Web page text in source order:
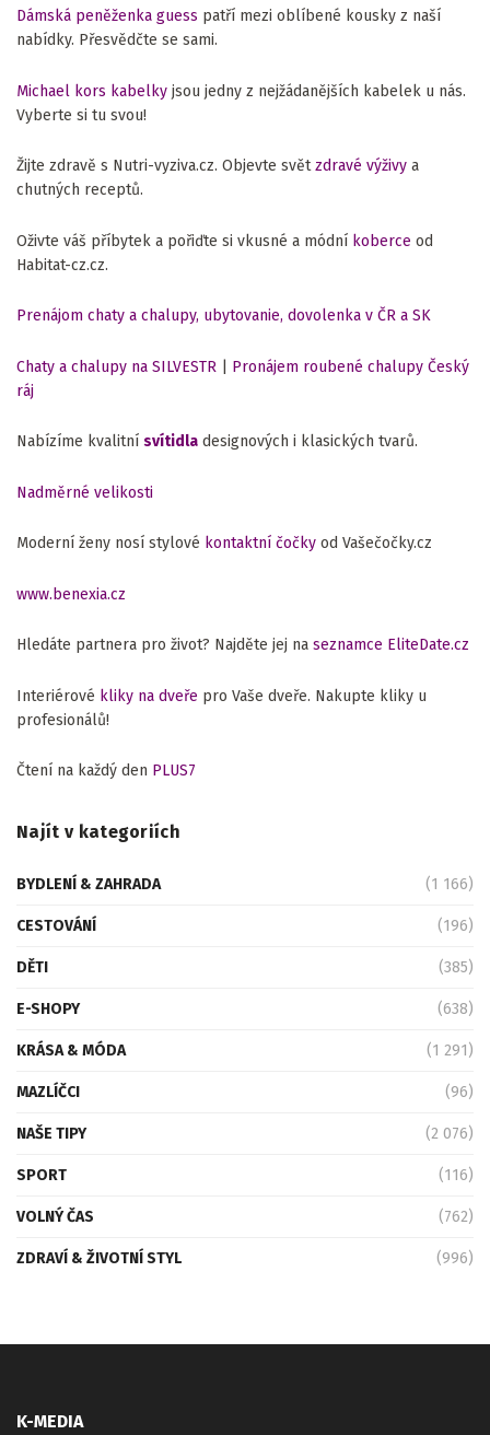
Dámská peněženka guess patří mezi oblíbené kousky z naší
nabídky. Přesvědčte se sami.
Michael kors kabelky jsou jedny z nejžádanějších kabelek u nás.
Vyberte si tu svou!
Žijte zdravě s Nutri-vyziva.cz. Objevte světzdravé výživy a
chutných receptů.
Oživte váš příbytek a pořiďte si vkusné a módní koberce od
Habitat-cz.cz.
Prenájom chaty a chalupy, ubytovanie, dovolenka v ČR a SK
Chaty a chalupy na SILVESTR
Pronájem roubené chalupy Český
ráj
Nabízíme kvalitní svítidla designových i klasických tvarů.
Nadměrné velikosti
Moderní ženy nosí stylové kontaktní čočky od Vašečočky.cz
www.benexia.cz
Hledáte partnera pro život? Najděte jej na seznamce EliteDate.cz
Interiérové kliky na dveře pro Vaše dveře. Nakupte kliky u
profesionálů!
Čtení na každý den PLUS7
Najít v kategoriích
BYDLENÍ & ZAHRADA (1 166)
CESTOVÁNÍ (196)
DĚTI (385)
E-SHOPY (638)
KRÁSA & MÓDA (1 291)
MAZLÍČCI (96)
NAŠE TIPY (2 076)
SPORT (116)
VOLNÝ ČAS (762)
ZDRAVÍ & ŽIVOTNÍ STYL (996)
K-MEDIA